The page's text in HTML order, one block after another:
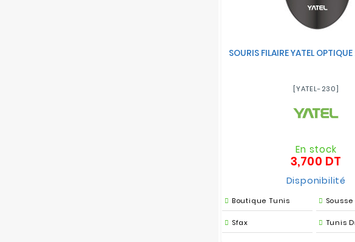
SOURIS FILAIRE YATEL
[YATEL-230]
En stock
3,700 DT
Disponibilité
Boutique Tunis Sousse
Sfax Tunis